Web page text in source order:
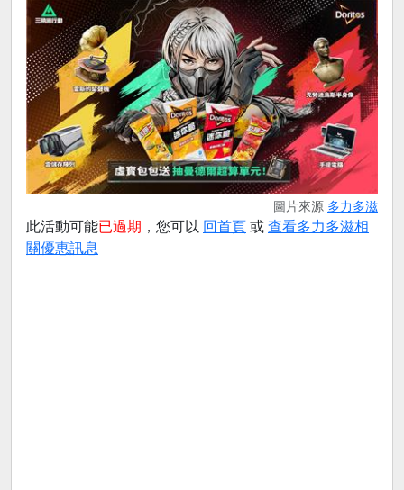
圖片來源 多力多滋
此活動可能已過期 ，您可以 回首頁 或 查看多力多滋相
關優惠訊息